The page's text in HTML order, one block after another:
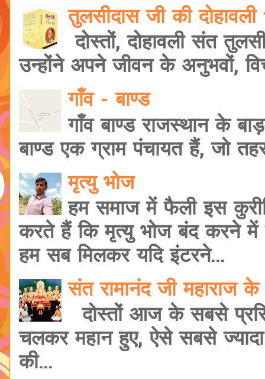
तुलसीदास जी की
दोस्तों, दोहावली संत
उन्होंने अपने जीवन के अनुभवों,
गाँव - बाण्ड
गाँव बाण्ड राजस्थान के
बाण्ड एक ग्राम पंचायत हैं, जो
मृत्यु भोज
हम समाज में फैली इस
करते हैं कि मृत्यु भोज बंद करने में
हम सब मिलकर यदि इंटरने...
संत रामानंद जी महाराज के
दोस्तों आज के सबसे
चलकर महान हुए, ऐसे सबसे
की...